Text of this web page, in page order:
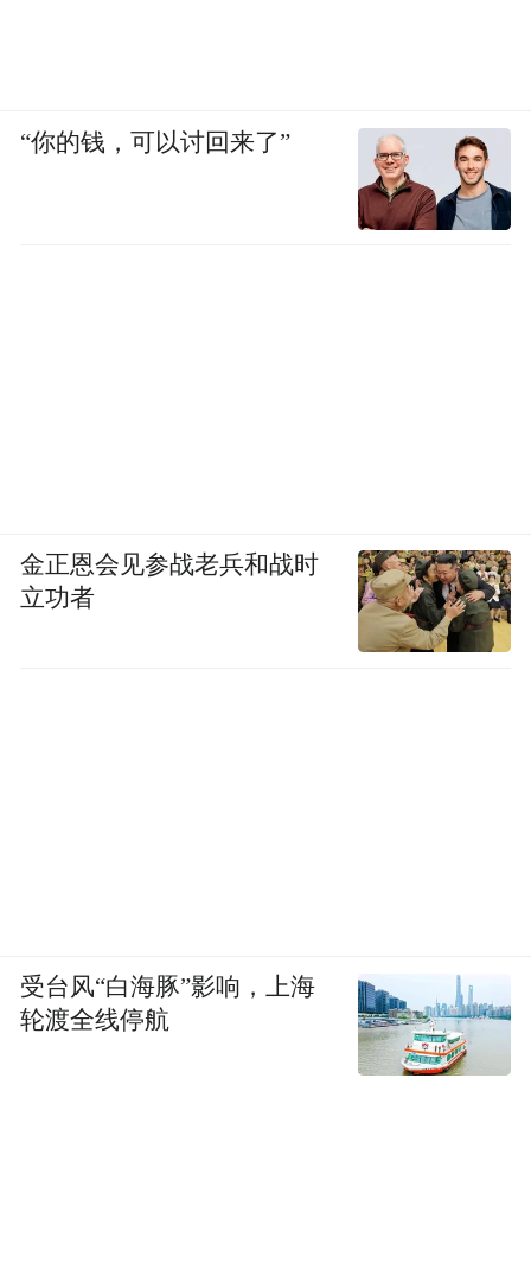
“你的钱，可以讨回来了”
金正恩会见参战老兵和战时
立功者
受台风“白海豚”影响，上海
轮渡全线停航